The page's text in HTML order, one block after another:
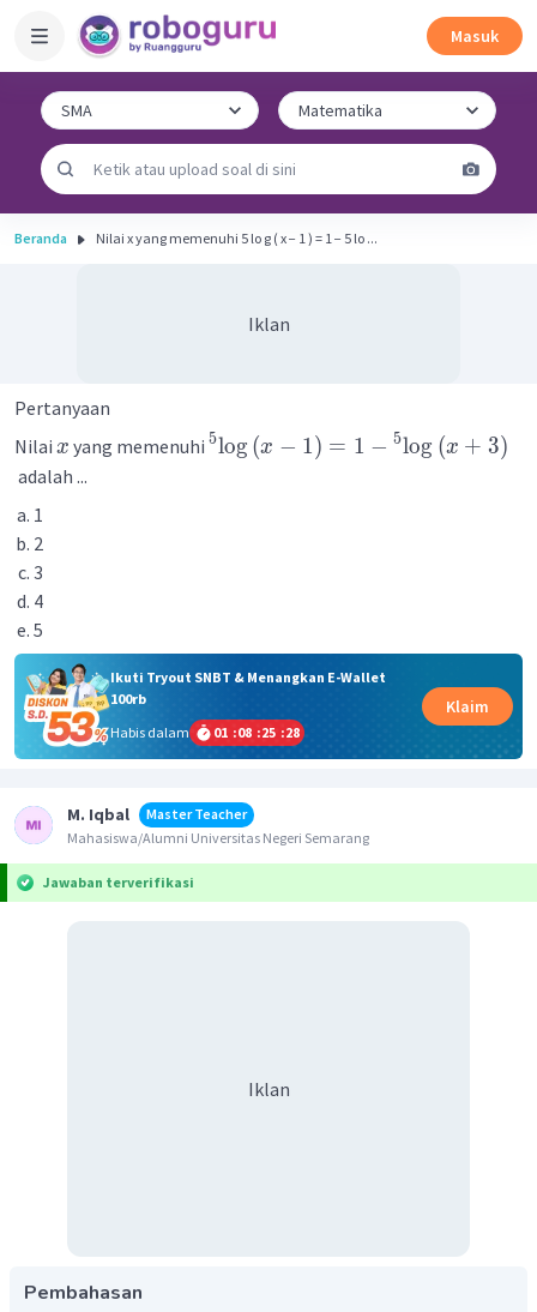
Masuk
Beranda Nilai x yang memenuhi 5 lo g ( x − 1 ) = 1 − 5 lo ...
Iklan
Pertanyaan
Nilai x yang memenuhi 5log (x − 1) = 1 − 5log (x + 3)
adalah ...
1
2
3
4
5
Ikuti Tryout SNBT & Menangkan E-Wallet
100rb
Habis dalam
01 :08 :25 :28
Klaim
M. Iqbal
Master Teacher
Mahasiswa/Alumni Universitas Negeri Semarang
Jawaban terverifikasi
Iklan
Pembahasan